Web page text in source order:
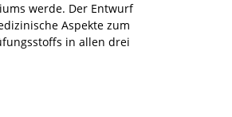
werde. Der Entwurf
Aspekte zum
in allen drei